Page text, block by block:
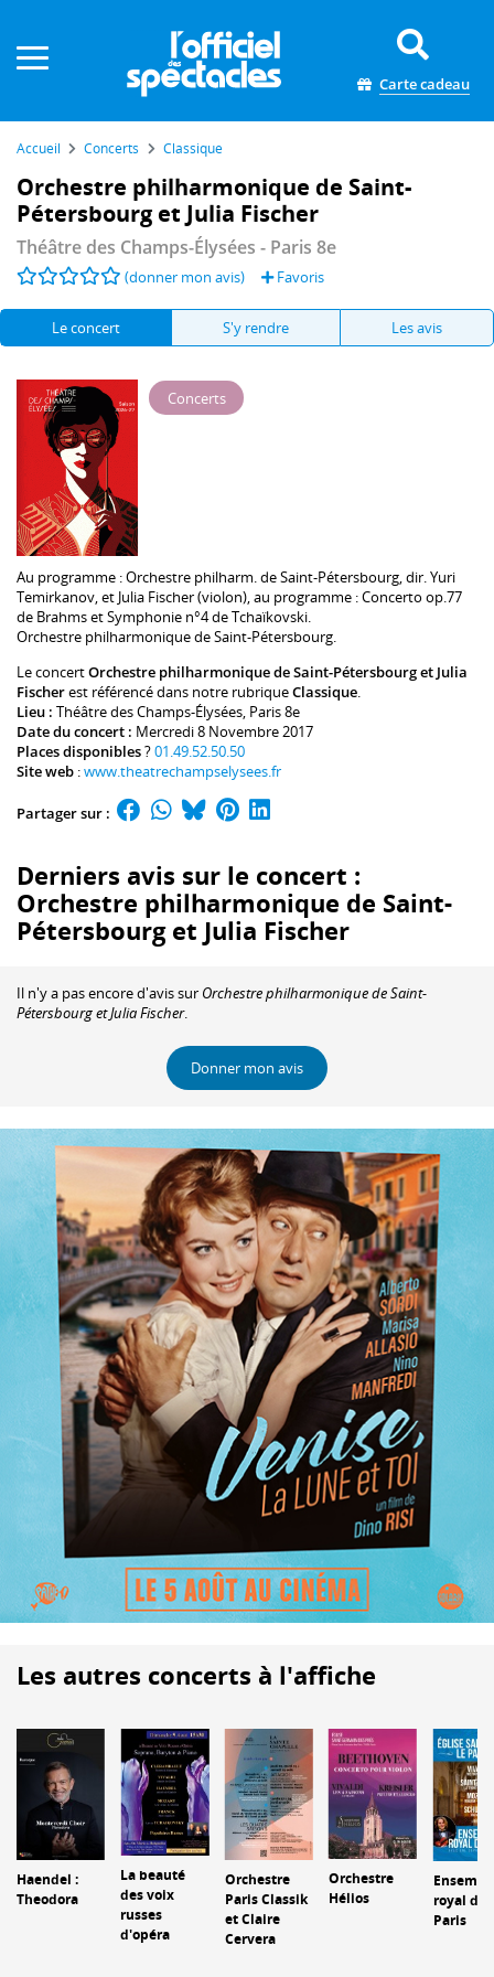
Carte cadeau
Accueil Concerts Classique
Orchestre philharmonique de Saint-
Pétersbourg et Julia Fischer
Théâtre des Champs-Élysées - Paris 8e
(donner mon avis) Favoris
Le concert S'y rendre Les avis
Concerts
Au programme :Orchestre philharm. de Saint-Pétersbourg, dir. Yuri
Temirkanov , et Julia Fischer(violon), au programme : Concerto op.77
de Brahms et Symphonie n°4 de Tchaïkovski.
Orchestre philharmonique de Saint-Pétersbourg
Le concertOrchestre philharmonique de Saint-Pétersbourg et Julia
Fischerest référencé dans notre rubriqueClassique.
Lieu : Théâtre des Champs-Élysées, Paris 8e
Date du concert : Mercredi 8 Novembre 2017
Places disponibles?01.49.52.50.50
Site web :www.theatrechampselysees.fr
Partager sur :
Derniers avis sur le concert :
Orchestre philharmonique de Saint-
Pétersbourg et Julia Fischer
Il n'y a pas encore d'avis sur Orchestre philharmonique de Saint-
Pétersbourg et Julia Fischer.
Donner mon avis
Les autres concerts à l'affiche
Haendel :
Theodora
La beauté
des voix
russes
d'opéra
Orchestre
Paris Classik
et Claire
Cervera
Orchestre
Hélios
royal de
Paris